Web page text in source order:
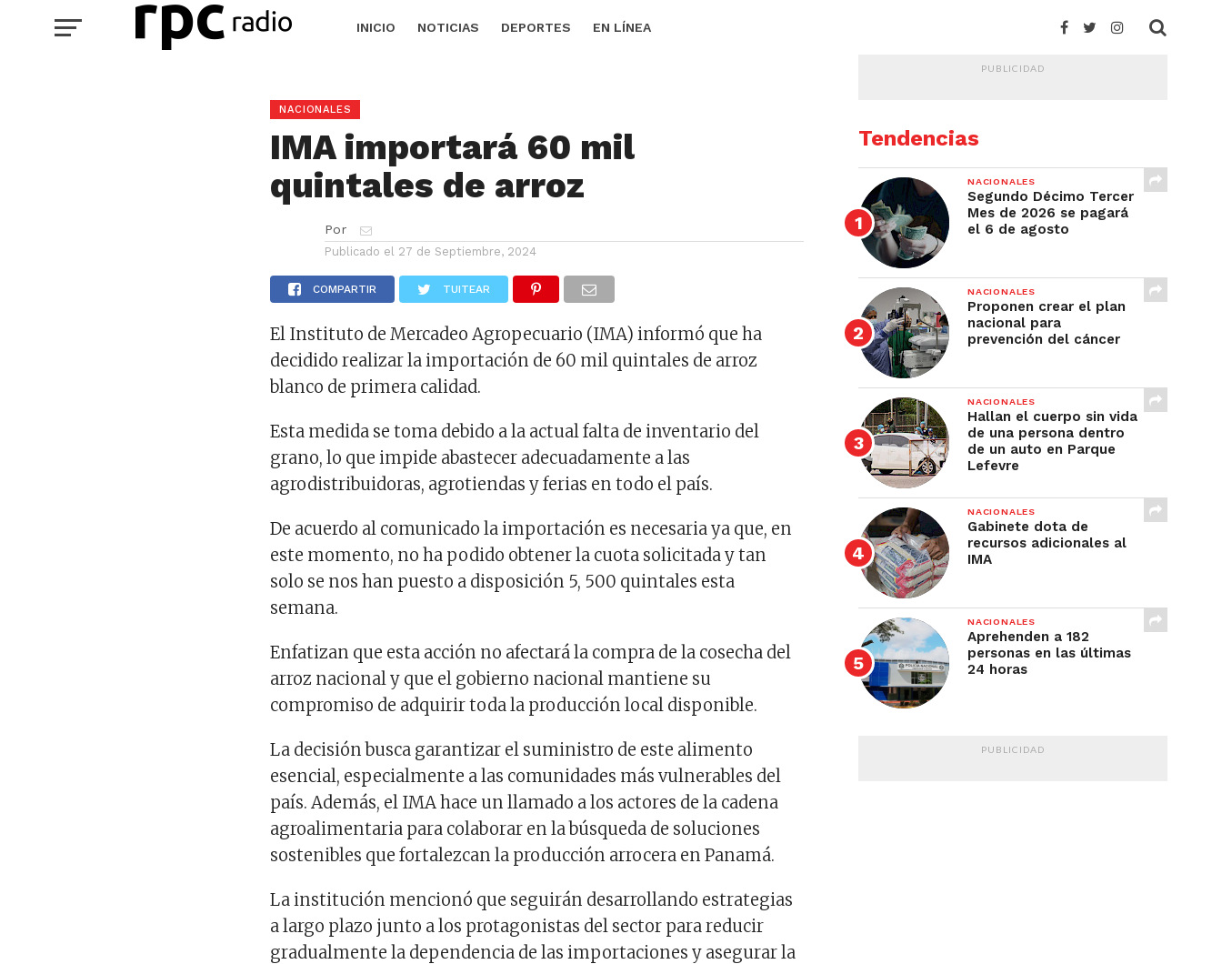
INICIO NOTICIAS DEPORTES EN LÍNEA
NACIONALES
IMA importará 60 mil
quintales de arroz
Por
Publicado el 27 de Septiembre, 2024
COMPARTIR TUITEAR
El Instituto de Mercadeo Agropecuario (IMA) informó que ha
decidido realizar la importación de 60 mil quintales de arroz
blanco de primera calidad.
Esta medida se toma debido a la actual falta de inventario del
grano, lo que impide abastecer adecuadamente a las
agrodistribuidoras, agrotiendas y ferias en todo el país.
De acuerdo al comunicado la importación es necesaria ya que, en
este momento, no ha podido obtener la cuota solicitada y tan
solo se nos han puesto a disposición 5, 500 quintales esta
semana.
Enfatizan que esta acción no afectará la compra de la cosecha del
arroz nacional y que el gobierno nacional mantiene su
compromiso de adquirir toda la producción local disponible.
La decisión busca garantizar el suministro de este alimento
esencial, especialmente a las comunidades más vulnerables del
país. Además, el IMA hace un llamado a los actores de la cadena
agroalimentaria para colaborar en la búsqueda de soluciones
sostenibles que fortalezcan la producción arrocera en Panamá.
La institución mencionó que seguirán desarrollando estrategias
a largo plazo junto a los protagonistas del sector para reducir
gradualmente la dependencia de las importaciones y asegurar la
PUBLICIDAD
Tendencias
NACIONALES
Segundo Décimo Tercer
Mes de 2026 se pagará
el 6 de agosto
NACIONALES
Proponen crear el plan
nacional para
prevención del cáncer
NACIONALES
Hallan el cuerpo sin vida
de una persona dentro
de un auto en Parque
Lefevre
NACIONALES
Gabinete dota de
recursos adicionales al
IMA
NACIONALES
Aprehenden a 182
personas en las últimas
24 horas
PUBLICIDAD